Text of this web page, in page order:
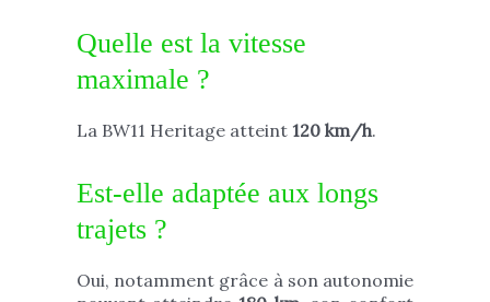
Quelle est la vitesse
maximale ?
La BW11 Heritage atteint 120 km/h.
Est-elle adaptée aux longs
trajets ?
Oui, notamment grâce à son autonomie